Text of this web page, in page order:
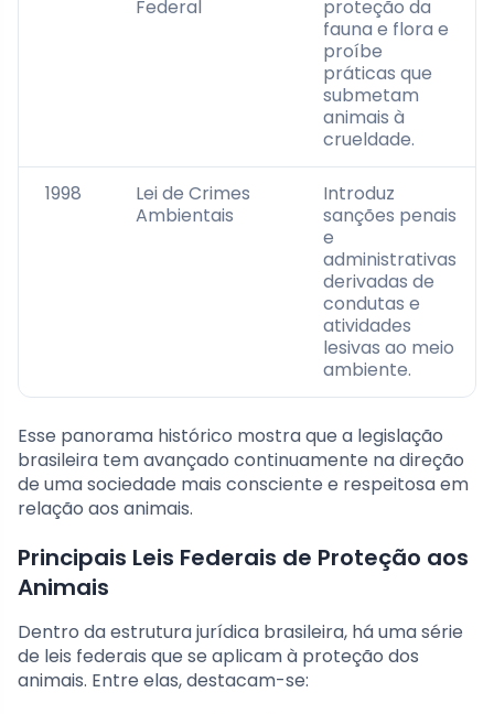
Federal
proteção da
fauna e flora e
proíbe
práticas que
submetam
animais à
crueldade.
1998
Lei de Crimes
Ambientais
Introduz
sanções penais
e
administrativas
derivadas de
condutas e
atividades
lesivas ao meio
ambiente.
Esse panorama histórico mostra que a legislação
brasileira tem avançado continuamente na direção
de uma sociedade mais consciente e respeitosa em
relação aos animais.
Principais Leis Federais de Proteção aos
Animais
Dentro da estrutura jurídica brasileira, há uma série
de leis federais que se aplicam à proteção dos
animais. Entre elas, destacam-se: